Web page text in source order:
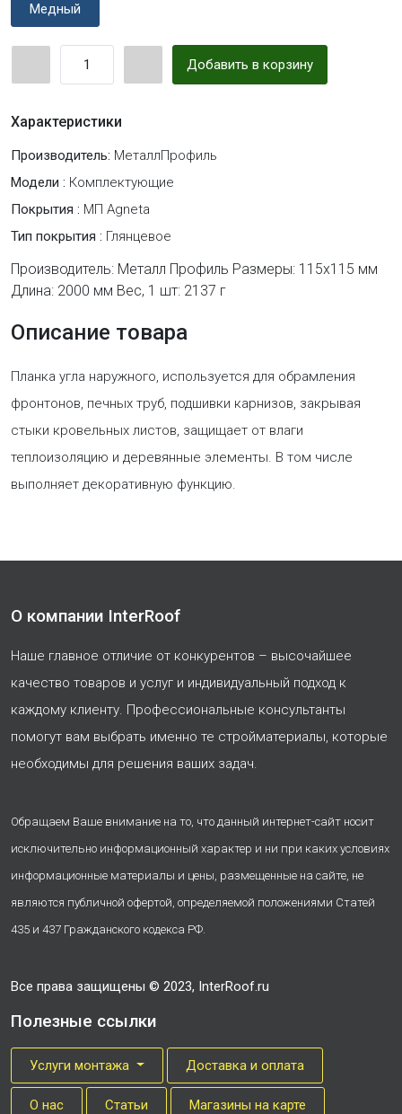
Медный
Добавить в корзину
Характеристики
Производитель: МеталлПрофиль
Модели : Комплектующие
Покрытия : МП Agneta
Тип покрытия : Глянцевое
Производитель: Металл Профиль Размеры: 115х115 мм
Длина: 2000 мм Вес, 1 шт: 2137 г
Описание товара
Планка угла наружного, используется для обрамления
фронтонов, печных труб, подшивки карнизов, закрывая
стыки кровельных листов, защищает от влаги
теплоизоляцию и деревянные элементы. В том числе
выполняет декоративную функцию.
О компании InterRoof
Наше главное отличие от конкурентов – высочайшее
качество товаров и услуг и индивидуальный подход к
каждому клиенту. Профессиональные консультанты
помогут вам выбрать именно те стройматериалы, которые
необходимы для решения ваших задач.
Обращаем Ваше внимание на то, что данный интернет-сайт носит
исключительно информационный характер и ни при каких условиях
информационные материалы и цены, размещенные на сайте, не
являются публичной офертой, определяемой положениями Статей
435 и 437 Гражданского кодекса РФ.
Все права защищены © 2023, InterRoof.ru
Полезные ссылки
Услуги монтажа Доставка и оплата
О нас Cтатьи Магазины на карте